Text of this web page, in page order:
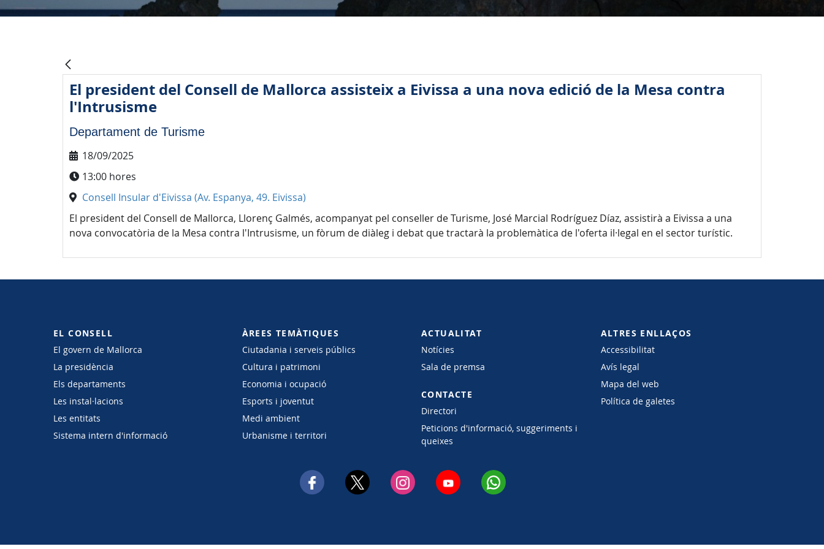
El president del Consell de Mallorca assisteix a Eivissa a una nova edició de la Mesa contra
l'Intrusisme
Departament de Turisme
18/09/2025
13:00 hores
Consell Insular d'Eivissa (Av. Espanya, 49. Eivissa)
El president del Consell de Mallorca, Llorenç Galmés, acompanyat pel conseller de Turisme, José Marcial Rodríguez Díaz, assistirà a Eivissa a una
nova convocatòria de la Mesa contra l'Intrusisme, un fòrum de diàleg i debat que tractarà la problemàtica de l'oferta il·legal en el sector turístic.
EL CONSELL
El govern de Mallorca
La presidència
Els departaments
Les instal·lacions
Les entitats
Sistema intern d'informació
ÀREES TEMÀTIQUES
Ciutadania i serveis públics
Cultura i patrimoni
Economia i ocupació
Esports i joventut
Medi ambient
Urbanisme i territori
ACTUALITAT
Notícies
Sala de premsa
CONTACTE
Directori
Peticions d'informació, suggeriments i
queixes
ALTRES ENLLAÇOS
Accessibilitat
Avís legal
Mapa del web
Política de galetes